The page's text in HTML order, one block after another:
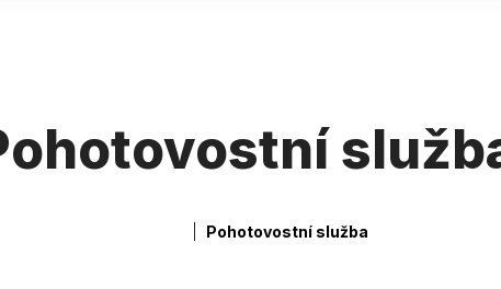
navigace
Pohotovostní služba